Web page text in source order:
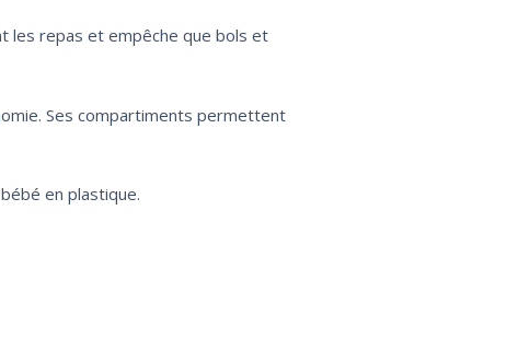
les repas et empêche que bols et
Ses compartiments permettent
en plastique.